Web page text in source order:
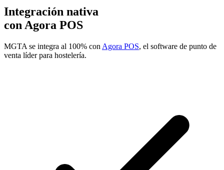
Integración nativa
con Agora POS
MGTA se integra al 100% con Agora POS, el software de punto de
venta líder para hostelería.